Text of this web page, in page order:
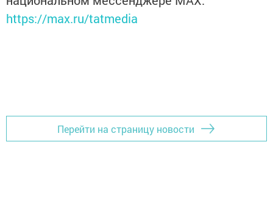
https://max.ru/tatmedia
Перейти на страницу новости